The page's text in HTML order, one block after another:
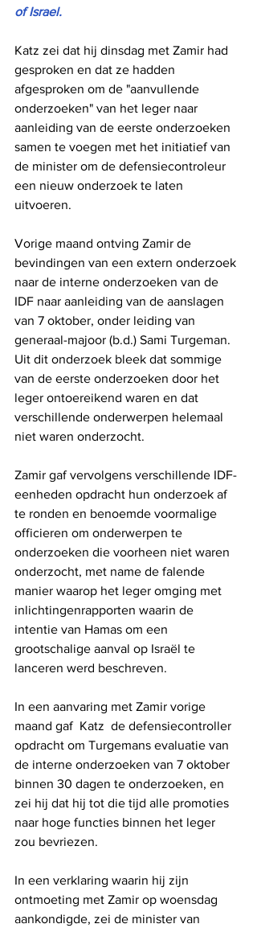
of Israel.
Katz zei dat hij dinsdag met Zamir had
gesproken en dat ze hadden
afgesproken om de "aanvullende
onderzoeken" van het leger naar
aanleiding van de eerste onderzoeken
samen te voegen met het initiatief van
de minister om de defensiecontroleur
een nieuw onderzoek te laten
uitvoeren.
Vorige maand ontving Zamir de
bevindingen van een extern onderzoek
naar de interne onderzoeken van de
IDF naar aanleiding van de aanslagen
van 7 oktober, onder leiding van
generaal-majoor (b.d.) Sami Turgeman.
Uit dit onderzoek bleek dat sommige
van de eerste onderzoeken door het
leger ontoereikend waren en dat
verschillende onderwerpen helemaal
niet waren onderzocht.
Zamir gaf vervolgens verschillende IDF-
eenheden opdracht hun onderzoek af
te ronden en benoemde voormalige
officieren om onderwerpen te
onderzoeken die voorheen niet waren
onderzocht, met name de falende
manier waarop het leger omging met
inlichtingenrapporten waarin de
intentie van Hamas om een ​​
grootschalige aanval op Israël te
lanceren werd beschreven.
In een aanvaring met Zamir vorige
maand gaf  Katz  de defensiecontroller
opdracht om Turgemans evaluatie van
de interne onderzoeken van 7 oktober
binnen 30 dagen te onderzoeken, en
zei hij dat hij tot die tijd alle promoties
naar hoge functies binnen het leger
zou bevriezen.
In een verklaring waarin hij zijn
ontmoeting met Zamir op woensdag
aankondigde, zei de minister van